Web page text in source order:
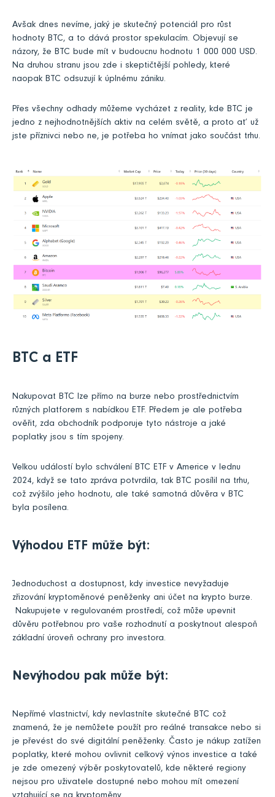
Avšak dnes nevíme, jaký je skutečný potenciál pro růst
hodnoty BTC, a to dává prostor spekulacím. Objevují se
názory, že BTC bude mít v budoucnu hodnotu 1 000 000 USD.
Na druhou stranu jsou zde i skeptičtější pohledy, které
naopak BTC odsuzují k úplnému zániku.
Přes všechny odhady můžeme vycházet z reality, kde BTC je
jedno z nejhodnotnějších aktiv na celém světě, a proto ať už
jste příznivci nebo ne, je potřeba ho vnímat jako součást trhu.
BTC a ETF
Nakupovat BTC lze přímo na burze nebo prostřednictvím
různých platforem s nabídkou ETF. Předem je ale potřeba
ověřit, zda obchodník podporuje tyto nástroje a jaké
poplatky jsou s tím spojeny.
Velkou událostí bylo schválení BTC ETF v Americe v lednu
2024, když se tato zpráva potvrdila, tak BTC posílil na trhu,
což zvýšilo jeho hodnotu, ale také samotná důvěra v BTC
byla posílena.
Výhodou ETF může být:
Jednoduchost a dostupnost, kdy investice nevyžaduje
zřizování kryptoměnové peněženky ani účet na krypto burze.
Nakupujete v regulovaném prostředí, což může upevnit
důvěru potřebnou pro vaše rozhodnutí a poskytnout alespoň
základní úroveň ochrany pro investora.
Nevýhodou pak může být:
Nepřímé vlastnictví, kdy nevlastníte skutečné BTC což
znamená, že je nemůžete použít pro reálné transakce nebo si
je převést do své digitální peněženky. Často je nákup zatížen
poplatky, které mohou ovlivnit celkový výnos investice a také
je zde omezený výběr poskytovatelů, kde některé regiony
nejsou pro uživatele dostupné nebo mohou mít omezení